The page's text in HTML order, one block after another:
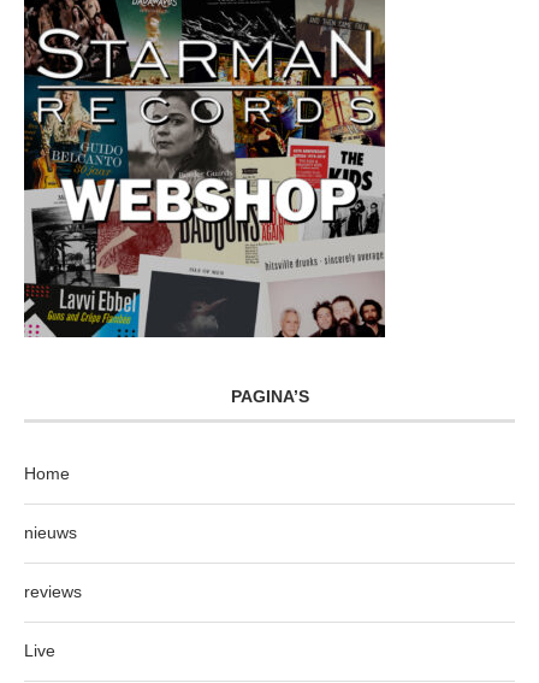
PAGINA’S
Home
nieuws
reviews
Live